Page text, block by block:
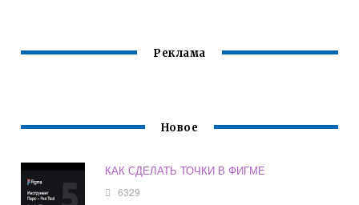
Реклама
Новое
КАК СДЕЛАТЬ ТОЧКИ В ФИГМЕ
6329